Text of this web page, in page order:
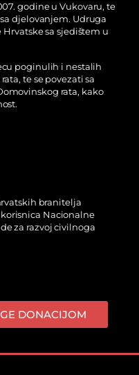
godine u Vukovaru, te
djelovanjem. Udruga
sa sjedištem u
poginulih i nestalih
te se povezati sa
rata, kako
branitelja
Nacionalne
za razvoj civilnoga
DONACIJOM